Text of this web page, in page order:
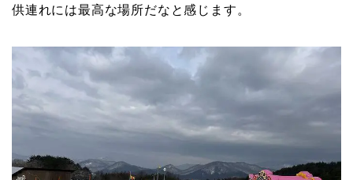
供連れには最高な場所だなと感じます。